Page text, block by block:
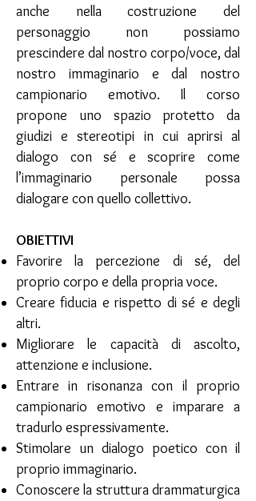
anche nella costruzione del
personaggio non possiamo
prescindere dal nostro corpo/voce, dal
nostro immaginario e dal nostro
campionario emotivo. Il corso
propone uno spazio protetto da
giudizi e stereotipi in cui aprirsi al
dialogo con sé e scoprire come
l’immaginario personale possa
dialogare con quello collettivo.
OBIETTIVI
Favorire la percezione di sé, del
proprio corpo e della propria voce.
Creare fiducia e rispetto di sé e degli
altri.
Migliorare le capacità di ascolto,
attenzione e inclusione.
Entrare in risonanza con il proprio
campionario emotivo e imparare a
tradurlo espressivamente.
Stimolare un dialogo poetico con il
proprio immaginario.
Conoscere la struttura drammaturgica